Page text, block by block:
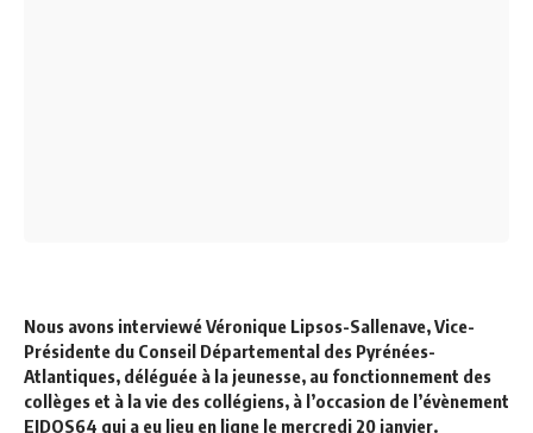
Nous avons interviewé Véronique Lipsos-Sallenave, Vice-
Présidente du Conseil Départemental des Pyrénées-
Atlantiques, déléguée à la jeunesse, au fonctionnement des
collèges et à la vie des collégiens, à l’occasion de l’évènement
EIDOS64 qui a eu lieu en ligne le mercredi 20 janvier.